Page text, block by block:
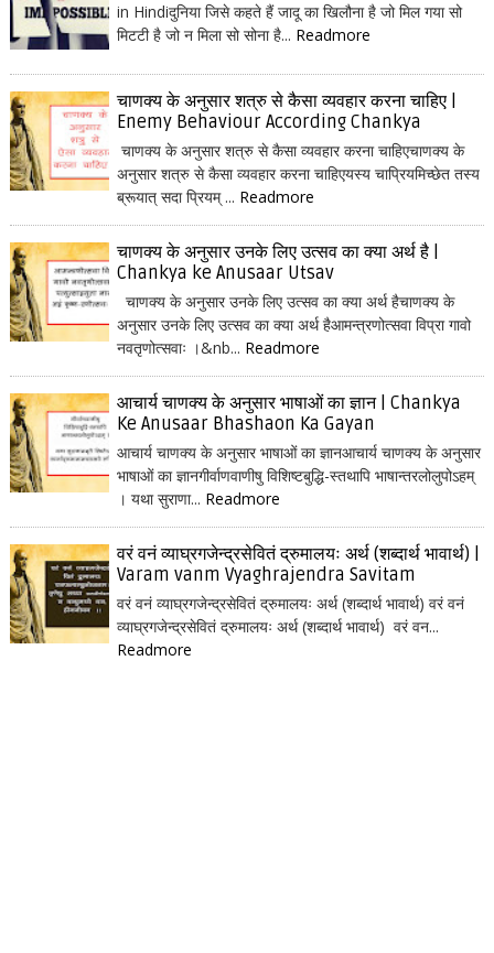
in Hindiदुनिया जिसे कहते हैं जादू का खिलौना है जो मिल गया सो
मिटटी है जो न मिला सो सोना है... Readmore
चाणक्य के अनुसार शत्रु से कैसा व्यवहार करना चाहिए |
Enemy Behaviour According Chankya
चाणक्य के अनुसार शत्रु से कैसा व्यवहार करना चाहिएचाणक्य के
अनुसार शत्रु से कैसा व्यवहार करना चाहिएयस्य चाप्रियमिच्छेत तस्य
ब्रूयात् सदा प्रियम् ... Readmore
चाणक्य के अनुसार उनके लिए उत्सव का क्या अर्थ है |
Chankya ke Anusaar Utsav
चाणक्य के अनुसार उनके लिए उत्सव का क्या अर्थ हैचाणक्य के
अनुसार उनके लिए उत्सव का क्या अर्थ हैआमन्त्रणोत्सवा विप्रा गावो
नवतृणोत्सवाः ।&nb... Readmore
आचार्य चाणक्य के अनुसार भाषाओं का ज्ञान | Chankya
Ke Anusaar Bhashaon Ka Gayan
आचार्य चाणक्य के अनुसार भाषाओं का ज्ञानआचार्य चाणक्य के अनुसार
भाषाओं का ज्ञानगीर्वाणवाणीषु विशिष्टबुद्धि-स्तथापि भाषान्तरलोलुपोऽहम्
। यथा सुराणा... Readmore
वरं वनं व्याघ्रगजेन्द्रसेवितं द्रुमालयः अर्थ (शब्दार्थ भावार्थ) |
Varam vanm Vyaghrajendra Savitam
वरं वनं व्याघ्रगजेन्द्रसेवितं द्रुमालयः अर्थ (शब्दार्थ भावार्थ) वरं वनं
व्याघ्रगजेन्द्रसेवितं द्रुमालयः अर्थ (शब्दार्थ भावार्थ) वरं वन...
Readmore